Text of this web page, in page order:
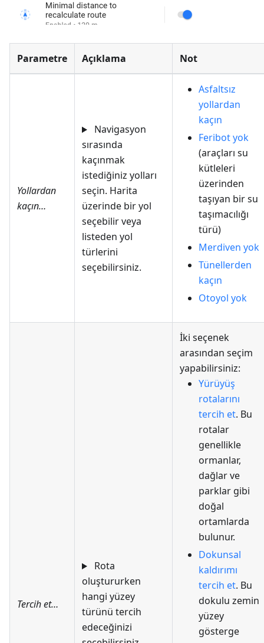
Parametre Açıklama Not
Yollardan
kaçın…
Navigasyon
sırasında
kaçınmak
istediğiniz yolları
seçin. Harita
üzerinde bir yol
seçebilir veya
listeden yol
türlerini
seçebilirsiniz.
Asfaltsız
yollardan
kaçın
Feribot yok
(araçları su
kütleleri
üzerinden
taşıyan bir su
taşımacılığı
türü)
Merdiven yok
Tünellerden
kaçın
Otoyol yok
Tercih et…
Rota
oluştururken
hangi yüzey
türünü tercih
edeceğinizi
İki seçenek
arasından seçim
yapabilirsiniz:
Yürüyüş
rotalarını
tercih et. Bu
rotalar
genellikle
ormanlar,
dağlar ve
parklar gibi
doğal
ortamlarda
bulunur.
Dokunsal
kaldırımı
tercih et. Bu
dokulu zemin
yüzey
gösterge